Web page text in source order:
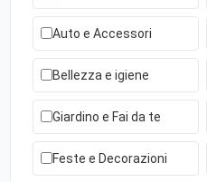
Auto e Accessori
Bellezza e igiene
Giardino e Fai da te
Feste e Decorazioni